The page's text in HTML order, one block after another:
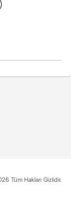
Tüm Hakları Gizlidir.